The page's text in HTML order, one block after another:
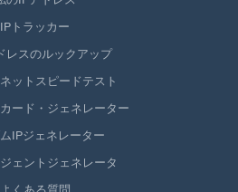
IPトラッカー
レスのルックアップ
ットスピードテスト
ード・ジェネレーター
IPジェネレーター
ェントジェネレータ